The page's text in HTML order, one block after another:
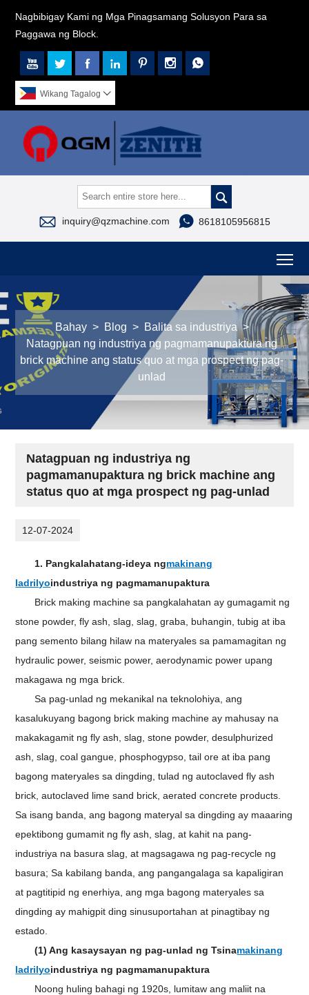
Nagbibigay Kami ng Mga Pinagsamang Solusyon Para sa
Paggawa ng Block.
      
Wikang Tagalog 

 inquiry@qzmachine.com  8618105956815
Bahay > Blog > Balita sa industriya >
Natagpuan ng industriya ng pagmamanupaktura ng
brick machine ang status quo at mga prospect ng pag-
unlad
Natagpuan ng industriya ng
pagmamanupaktura ng brick machine ang
status quo at mga prospect ng pag-unlad
12-07-2024
1. Pangkalahatang-ideya ngmakinang
ladrilyoindustriya ng pagmamanupaktura
Brick making machine sa pangkalahatan ay gumagamit ng
stone powder, fly ash, slag, slag, graba, buhangin, tubig at iba
pang semento bilang hilaw na materyales sa pamamagitan ng
hydraulic power, seismic power, aerodynamic power upang
makagawa ng mga brick.
Sa pag-unlad ng mekanikal na teknolohiya, ang
kasalukuyang bagong brick making machine ay mahusay na
makakagamit ng fly ash, slag, stone powder, desulphurized
ash, slag, coal gangue, phosphogypso, tail ore at iba pang
bagong materyales sa dingding, tulad ng autoclaved fly ash
brick, autoclaved lime sand brick, aerated concrete products.
Sa isang banda, ang bagong materyal sa dingding ay maaaring
epektibong gumamit ng fly ash, slag, at kahit na pang-
industriya na basura slag, at magsagawa ng pag-recycle ng
basura; Sa kabilang banda, ang pangangalaga sa kapaligiran
at pagtitipid ng enerhiya, ang mga bagong materyales sa
dingding ay mahigpit ding sinusuportahan at pinagtibay ng
estado.
(1) Ang kasaysayan ng pag-unlad ng Tsinamakinang
ladrilyoindustriya ng pagmamanupaktura
Noong huling bahagi ng 1920s, lumitaw ang maliit na